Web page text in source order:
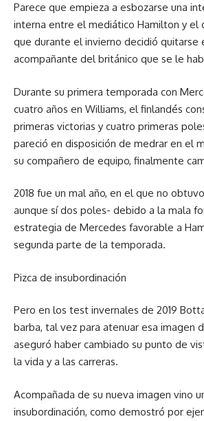
Parece que empieza a esbozarse una
interna entre el mediático Hamilton y el
que durante el invierno decidió quitarse
acompañante del británico que se le
Durante su primera temporada con
cuatro años en Williams, el finlandés
primeras victorias y cuatro primeras
pareció en disposición de medrar en el
su compañero de equipo, finalmente
2018 fue un mal año, en el que no
aunque sí dos poles- debido a la mala
estrategia de Mercedes favorable a
segunda parte de la temporada.
Pizca de insubordinación
Pero en los test invernales de 2019
barba, tal vez para atenuar esa imagen
aseguró haber cambiado su punto de
la vida y a las carreras.
Acompañada de su nueva imagen vino
insubordinación, como demostró por